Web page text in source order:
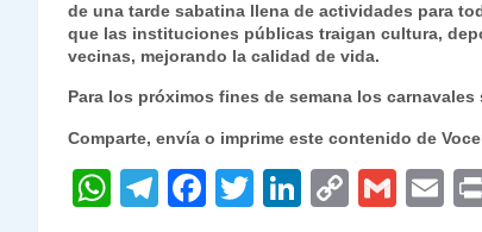
de una tarde sabatina llena de actividades para
que las instituciones públicas traigan cultura,
vecinas, mejorando la calidad de vida.
Para los próximos fines de semana los
Comparte, envía o imprime este contenido de
W
T
F
T
Li
C
G
E